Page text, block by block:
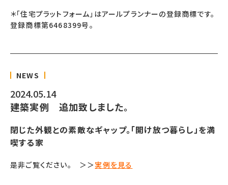
＊「住宅プラットフォーム」はアールプランナーの登録商標です。
登録商標第6468399号。
NEWS
2024.05.14
建築実例 追加致しました。
閉じた外観との素敵なギャップ。「開け放つ暮らし」を満
喫する家
是非ご覧ください。 ＞＞実例を見る